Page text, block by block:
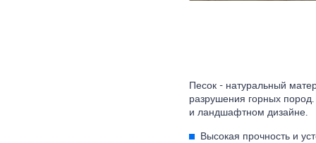
Песок - натуральный
разрушения горных пород.
и ландшафтном дизайне.
Высокая прочность и